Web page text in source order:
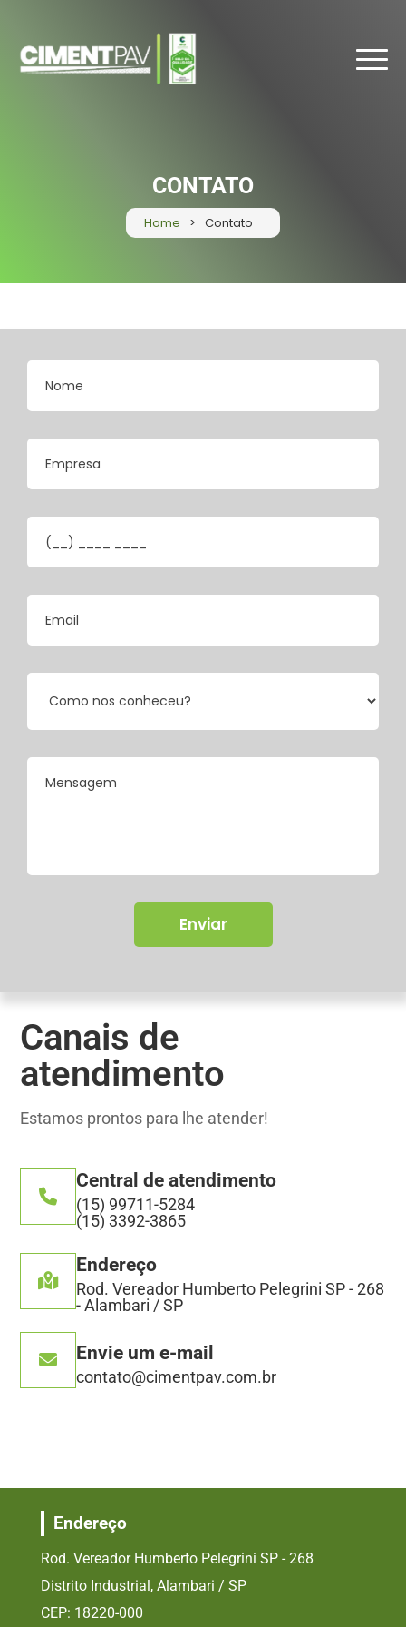
CONTATO
Home Contato
Canais de
atendimento
Estamos prontos para lhe atender!
Central de atendimento
(15) 99711-5284
(15) 3392-3865
Endereço
Rod. Vereador Humberto Pelegrini SP - 268
- Alambari / SP
Envie um e-mail
contato@cimentpav.com.br
Endereço
Rod. Vereador Humberto Pelegrini SP - 268
Distrito Industrial, Alambari / SP
CEP: 18220-000